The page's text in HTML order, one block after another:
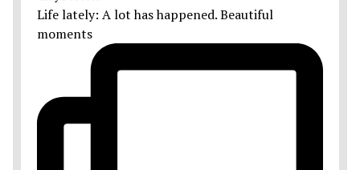
Life lately: A lot has happened. Beautiful
moments